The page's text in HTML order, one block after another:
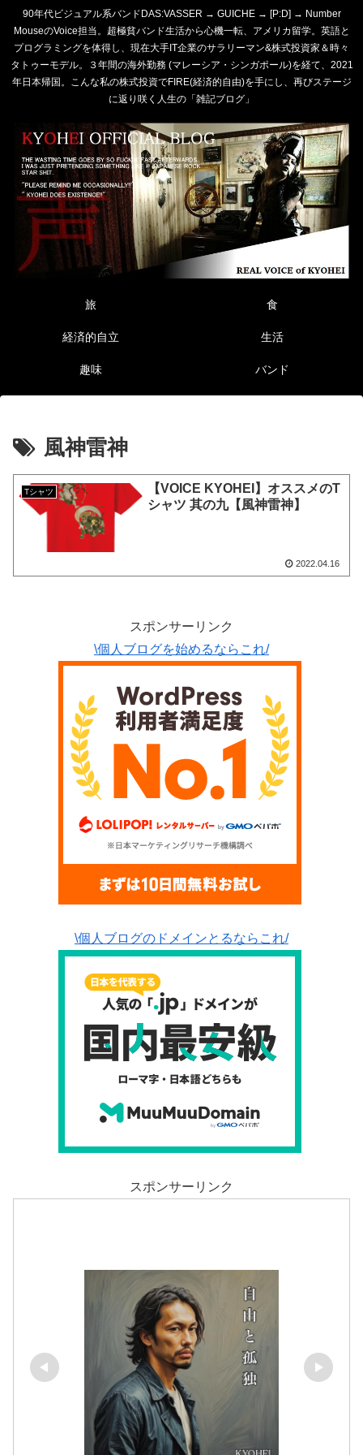
90年代ビジュアル系バンドDAS:VASSER → GUICHE → [P:D] → Number
MouseのVoice担当。超極貧バンド生活から心機一転、アメリカ留学。英語と
プログラミングを体得し、現在大手IT企業のサラリーマン&株式投資家＆時々
タトゥーモデル。３年間の海外勤務 (マレーシア・シンガポール)を経て、2021
年日本帰国。こんな私の株式投資でFIRE(経済的自由)を手にし、再びステージ
に返り咲く人生の「雑記ブログ」
旅 食
経済的自立 生活
趣味 バンド
風神雷神
Tシャツ
【VOICE KYOHEI】オススメのT
シャツ 其の九【風神雷神】
2022.04.16
スポンサーリンク
\個人ブログを始めるならこれ/
\個人ブログのドメインとるならこれ/
スポンサーリンク